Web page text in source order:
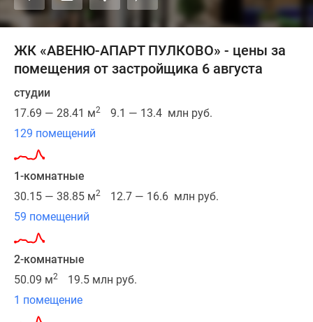
из
4
корпусов.
Здания
иметь
по
16
этажей.
Изначально
проект
принадлежал
московскому
девелоперу
DVA
Group,
далее
был
приобретен
ЖК «АВЕНЮ-АПАРТ ПУЛКОВО» - цены за
помещения от застройщика 6 августа
студии
17.69 — 28.41 м2
9.1 — 13.4 млн руб.
129 помещений
1-комнатные
30.15 — 38.85 м2
12.7 — 16.6 млн руб.
59 помещений
2-комнатные
50.09 м2
19.5 млн руб.
1 помещение